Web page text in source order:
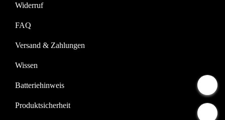
Widerruf
FAQ
Versand & Zahlungen
Wissen
Batteriehinweis
Produktsicherheit